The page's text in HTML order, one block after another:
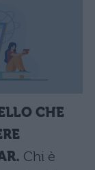
CHE
Chi è